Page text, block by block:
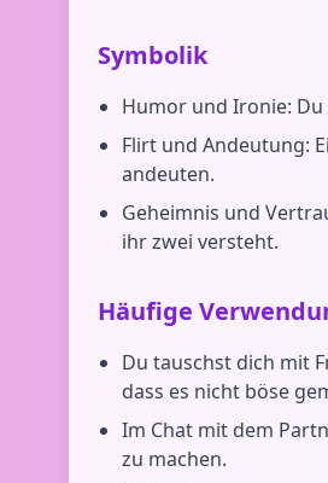
Symbolik
Humor und Ironie:
Flirt und Andeutung:
andeuten.
Geheimnis und
ihr zwei versteht.
Häufige
Du tauschst dich mit
dass es nicht böse
Im Chat mit dem
zu machen.